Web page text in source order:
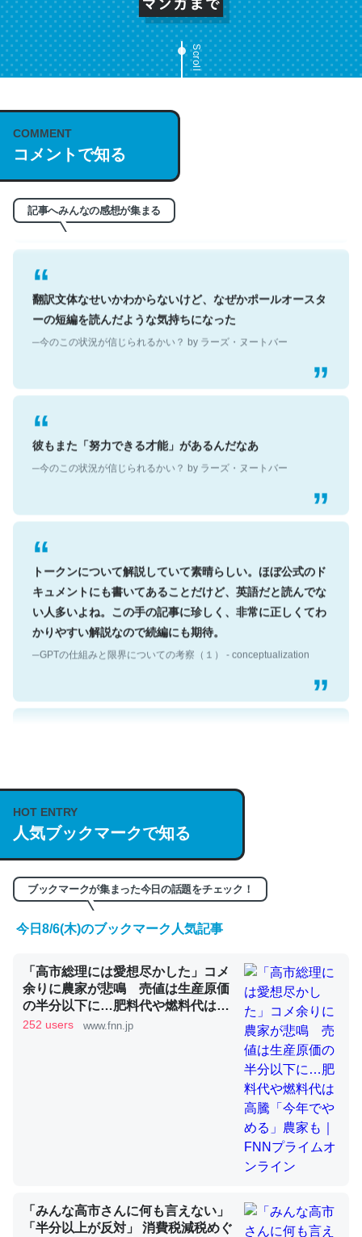
Scroll
COMMENT
コメントで知る
記事へみんなの感想が集まる
これは名文。彼はとてもクレバーなんだろうなと凄く思
れ好き。Let’s Fucking Go. Then Covid hit. Shit.
ーの短編を読んだような気持ちになった
キュメントにも書いてあることだけど、英語だと読んでな
い人多いよね。この手の記事に珍しく、非常に正しくてわ
かりやすい解説なので続編にも期待。
https://isobe324649.hatenablog.com/entry/2023/03/27
/064121
─GPTの仕組みと限界についての考察（１） - conceptualization
これは良記事。32768トークンだと英語小説100ページ分
ど、短期記憶というには多い分量。進化すればするほど分
かりやすく強くなりそう
─GPTの仕組みと限界についての考察（１） - conceptualization
昆虫ってカルシウム少ないのか。知らんかった。調べたら
コオロギのカルシウム分はエビの600分の1程度。
─ニュース :: 【研究発表】昆虫学の大問題＝「昆虫はなぜ海にいな
HOT ENTRY
人気ブックマークで知る
ブックマークが集まった今日の話題をチェック！
今日8/6(木)のブックマーク人気記事
「高市総理には愛想尽かした」コメ
余りに農家が悲鳴 売値は生産原価
の半分以下に…肥料代や燃料代は高
騰「今年でやめる」農家も｜FNNプ
252 users www.fnn.jp
「みんな高市さんに何も言えない」
「半分以上が反対」 消費税減税めぐ